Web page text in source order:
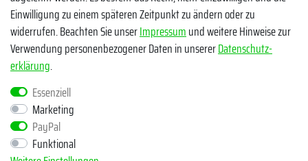
Egal ob Barsch, Hecht, Zander und Co. - Riverfighters ist der
Shop für Raubfischangler - Von Anglern für Angler
* Alle Preise inklusive MwSt. zzgl. Versandkosten
** Bei Variantenartikeln mit unterschiedlichen Preisen pro Variante
bezieht sich die angegebene UVP auf die Variante mit dem
Einwilligung zu einem späteren Zeitpunkt zu ändern oder zu
widerrufen. Beachten Sie unserImpressumund weitere Hinweise zur
Verwendung personenbezogener Daten in unsererDaten­schutz­
erklärung.
Essenziell
Marketing
PayPal
Funktional